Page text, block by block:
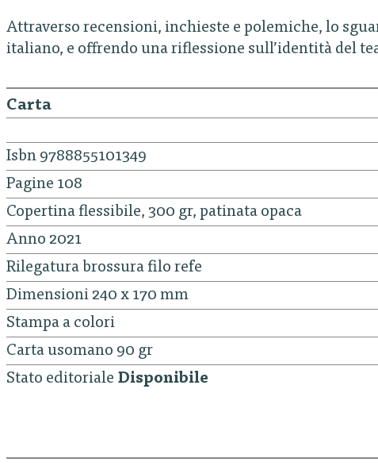
Attraverso recensioni, inchieste e polemiche, lo
italiano, e offrendo una riflessione sull’identità del
Carta
Isbn 9788855101349
Pagine 108
Copertina flessibile, 300 gr, patinata opaca
Anno 2021
Rilegatura brossura filo refe
Dimensioni 240 x 170 mm
Stampa a colori
Carta usomano 90 gr
Stato editoriale Disponibile